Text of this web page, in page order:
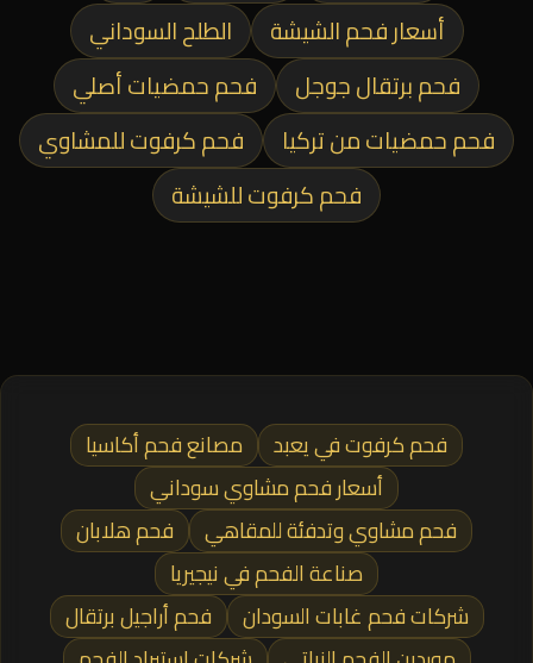
أسعار فحم الشيشة
الطلح السوداني
فحم برتقال جوجل
فحم حمضيات أصلي
فحم حمضيات من تركيا
فحم كرفوت للمشاوي
فحم كرفوت للشيشة
فحم كرفوت في يعبد
مصانع فحم أكاسيا
أسعار فحم مشاوي سوداني
فحم مشاوي وتدفئة للمقاهي
فحم هلابان
صناعة الفحم في نيجيريا
شركات فحم غابات السودان
فحم أراجيل برتقال